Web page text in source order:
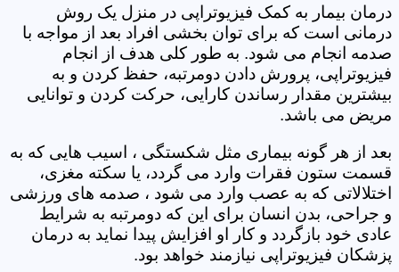
درمان بیمار به کمک فیزیوتراپی در منزل یک روش
درمانی است که برای توان بخشی افراد بعد از مواجه با
صدمه انجام می شود. به طور کلی هدف از انجام
فیزیوتراپی، پرورش دادن دومرتبه، حفظ کردن و به
بیشترین مقدار رساندن کارایی، حرکت کردن و توانایی
مریض می باشد.
بعد از هر گونه بیماری مثل شکستگی ، اسیب هایی که به
قسمت ستون فقرات وارد می گردد، یا سکته مغزی،
اختلالاتی که به عصب وارد می شود ، صدمه های ورزشی
و جراحی، بدن انسان برای این که دومرتبه به شرایط
عادی خود بازگردد و کار او افزایش پیدا نماید به درمان
پزشکان فیزیوتراپی نیازمند خواهد بود.